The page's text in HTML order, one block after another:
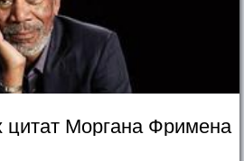
цитат Моргана Фримена